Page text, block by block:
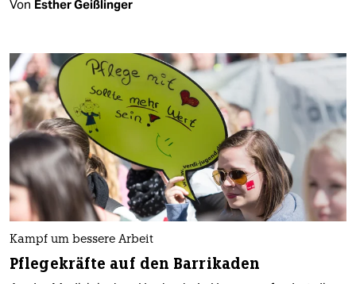
Von Esther Geißlinger
Kampf um bessere Arbeit
Pflegekräfte auf den Barrikaden